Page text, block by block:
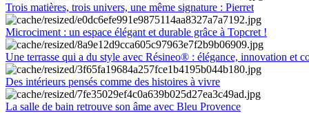
Trois matières, trois univers, une même signature : Pierret
Microciment : un espace élégant et durable grâce à Topcret !
Une terrasse qui a du style avec Résineo® : élégance, innovation et
Des intérieurs pensés comme des histoires à vivre
La salle de bain retrouve son âme avec Bleu Provence